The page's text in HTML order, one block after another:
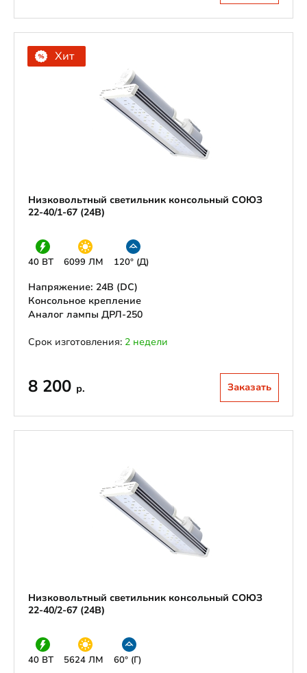
Хит
Низковольтный светильник консольный СОЮЗ
22-40/1-67 (24В)
40 ВТ 6099 ЛМ 120° (Д)
Напряжение: 24В (DС)
Консольное крепление
Аналог лампы ДРЛ-250
Срок изготовления: 2 недели
8 200 р. Заказать
Низковольтный светильник консольный СОЮЗ
22-40/2-67 (24В)
40 ВТ 5624 ЛМ 60° (Г)